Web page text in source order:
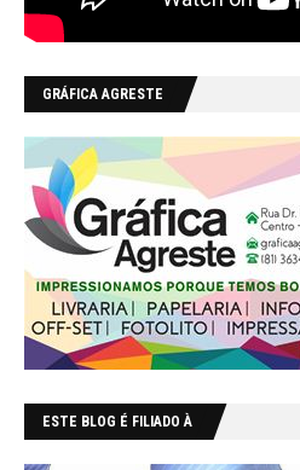
GRÁFICA AGRESTE
ESTE BLOG É FILIADO À